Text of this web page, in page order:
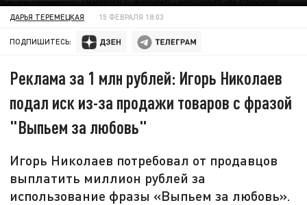
ДАРЬЯ ТЕРЕМЕЦКАЯ 15 ФЕВРАЛЯ 18:03
ПОДПИШИТЕСЬ:
Реклама за 1 млн рублей: Игорь Николаев
подал иск из-за продажи товаров с фразой
"Выпьем за любовь"
Игорь Николаев потребовал от продавцов
выплатить миллион рублей за
использование фразы «Выпьем за любовь».